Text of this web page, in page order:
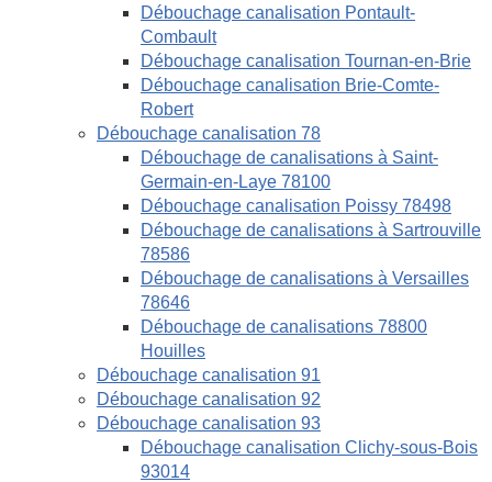
Débouchage canalisation Pontault-
Combault
Débouchage canalisation Tournan-en-Brie
Débouchage canalisation Brie-Comte-
Robert
Débouchage canalisation 78
Débouchage de canalisations à Saint-
Germain-en-Laye 78100
Débouchage canalisation Poissy 78498
Débouchage de canalisations à Sartrouville
78586
Débouchage de canalisations à Versailles
78646
Débouchage de canalisations 78800
Houilles
Débouchage canalisation 91
Débouchage canalisation 92
Débouchage canalisation 93
Débouchage canalisation Clichy-sous-Bois
93014